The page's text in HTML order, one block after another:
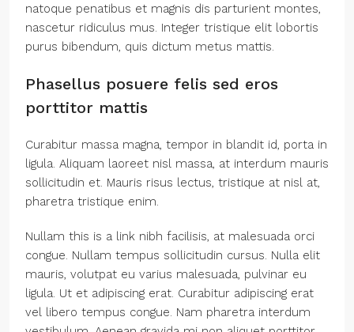
natoque penatibus et magnis dis parturient montes,
nascetur ridiculus mus. Integer tristique elit lobortis
purus bibendum, quis dictum metus mattis.
Phasellus posuere felis sed eros
porttitor mattis
Curabitur massa magna, tempor in blandit id, porta in
ligula. Aliquam laoreet nisl massa, at interdum mauris
sollicitudin et. Mauris risus lectus, tristique at nisl at,
pharetra tristique enim.
Nullam this is a link nibh facilisis, at malesuada orci
congue. Nullam tempus sollicitudin cursus. Nulla elit
mauris, volutpat eu varius malesuada, pulvinar eu
ligula. Ut et adipiscing erat. Curabitur adipiscing erat
vel libero tempus congue. Nam pharetra interdum